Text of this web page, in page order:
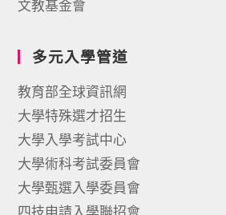
文教基金會
多元入學管道
教育部全球資訊網
大學特殊選才招生
大學入學考試中心
大學術科考試委員會
大學甄選入學委員會